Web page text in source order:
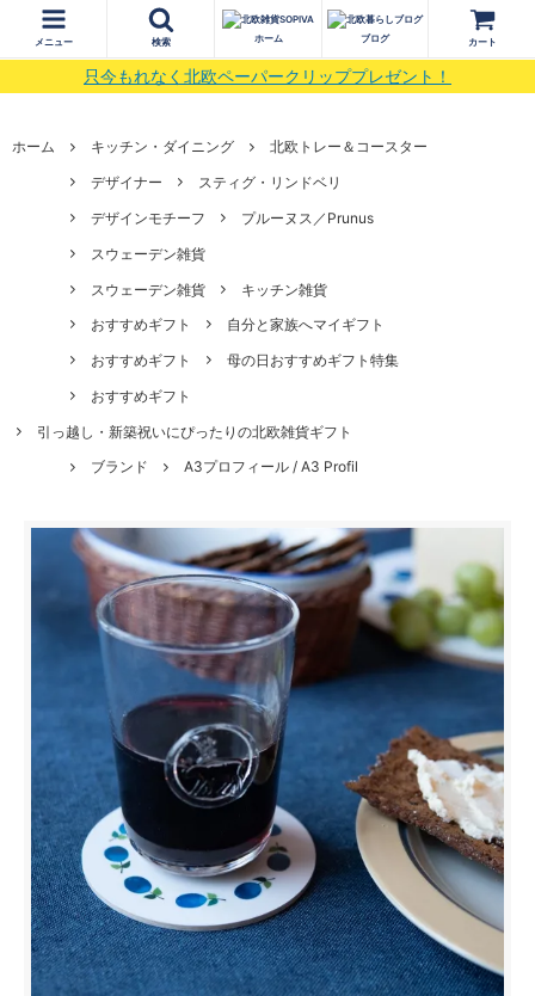
只今もれなく北欧ペーパークリッププレゼント！
メニュー 検索 ホーム ブログ カート
ホーム キッチン・ダイニング
北欧トレー＆コースター
デザイナー
スティグ・リンドベリ
デザインモチーフ
プルーヌス／Prunus
スウェーデン雑貨
スウェーデン雑貨
キッチン雑貨
おすすめギフト
自分と家族へマイギフト
おすすめギフト
母の日おすすめギフト特集
おすすめギフト
引っ越し・新築祝いにぴったりの北欧雑貨ギフト
ブランド
A3プロフィール / A3 Profil